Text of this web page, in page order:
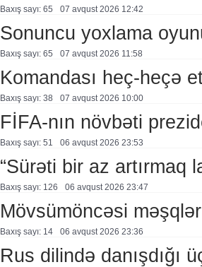
Baxış sayı: 65 07 avqust 2026 12:42
Sonuncu yoxlama
Baxış sayı: 65 07 avqust 2026 11:58
Komandası heç-heçə
Baxış sayı: 38 07 avqust 2026 10:00
FİFA-nın növbəti
Baxış sayı: 51 06 avqust 2026 23:53
“Sürəti bir az artırmaq
Baxış sayı: 126 06 avqust 2026 23:47
Mövsümöncəsi
Baxış sayı: 14 06 avqust 2026 23:36
Rus dilində danışdığı